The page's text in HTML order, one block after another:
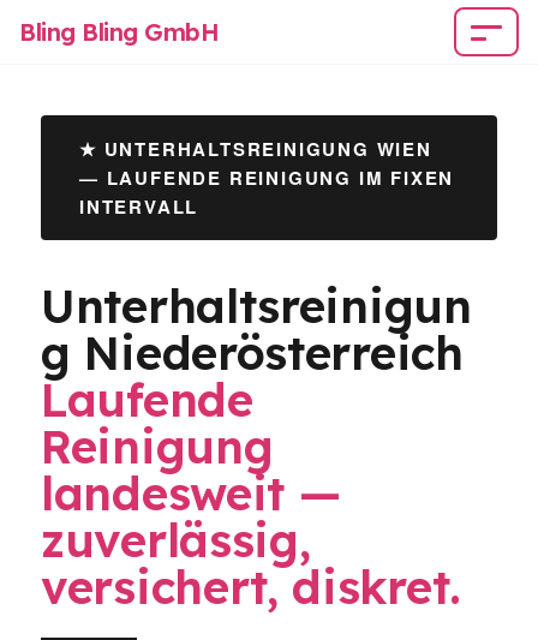
Bling Bling GmbH
★ UNTERHALTSREINIGUNG WIEN
— LAUFENDE REINIGUNG IM FIXEN
INTERVALL
Unterhaltsreinigun
g Niederösterreich
Laufende
Reinigung
landesweit —
zuverlässig,
versichert, diskret.